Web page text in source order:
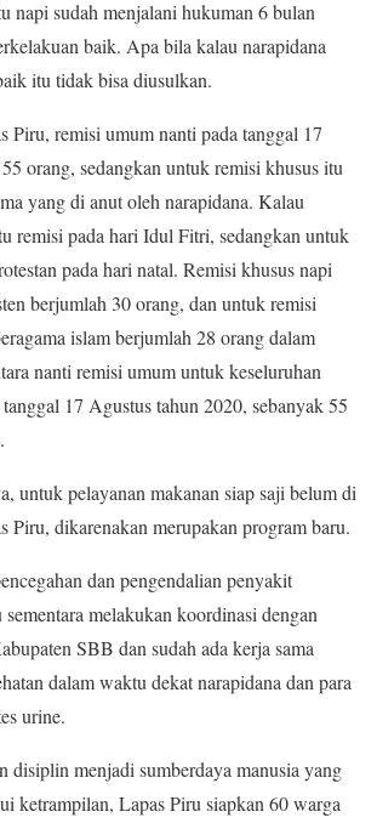
napi sudah menjalani hukuman 6 bulan
baik. Apa bila kalau narapidana
itu tidak bisa diusulkan.
Piru, remisi umum nanti pada tanggal 17
orang, sedangkan untuk remisi khusus itu
yang di anut oleh narapidana. Kalau
remisi pada hari Idul Fitri, sedangkan untuk
pada hari natal. Remisi khusus napi
berjumlah 30 orang, dan untuk remisi
islam berjumlah 28 orang dalam
nanti remisi umum untuk keseluruhan
17 Agustus tahun 2020, sebanyak 55
untuk pelayanan makanan siap saji belum di
Piru, dikarenakan merupakan program baru.
dan pengendalian penyakit
melakukan koordinasi dengan
SBB dan sudah ada kerja sama
dalam waktu dekat narapidana dan para
urine.
disiplin menjadi sumberdaya manusia yang
ketrampilan, Lapas Piru siapkan 60 warga